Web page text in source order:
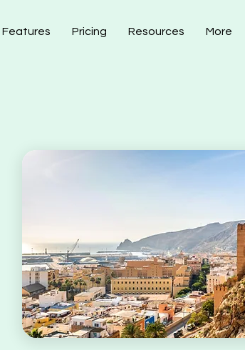
Features Pricing Resources More